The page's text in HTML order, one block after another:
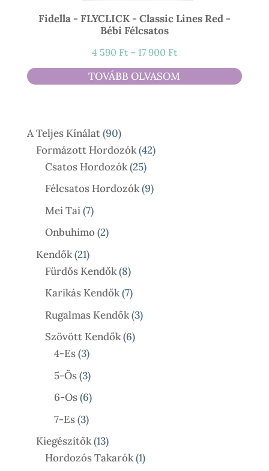
Fidella - FLYCLICK - Classic Lines Red -
Bébi Félcsatos
4 590 Ft – 17 900 FtÁrtartomány:
4
590 Ft
TOVÁBB OLVASOM
A Teljes Kínálat 9090
Termék
Formázott Hordozók 4242
Csatos Hordozók 2525
Termék
Félcsatos Hordozók 99
Mei Tai 77
Termék
Onbuhimo 22
Kendők 2121
Termék
Fürdős Kendők 88
Termék
Karikás Kendők 77
Termék
Rugalmas Kendők 33
Szövött Kendők 66
4-Es 33
Termék
5-Ös 33
Termék
6-Os 66
7-Es 33
Termék
Kiegészítők 1313
Termék
Hordozós Takarók 11